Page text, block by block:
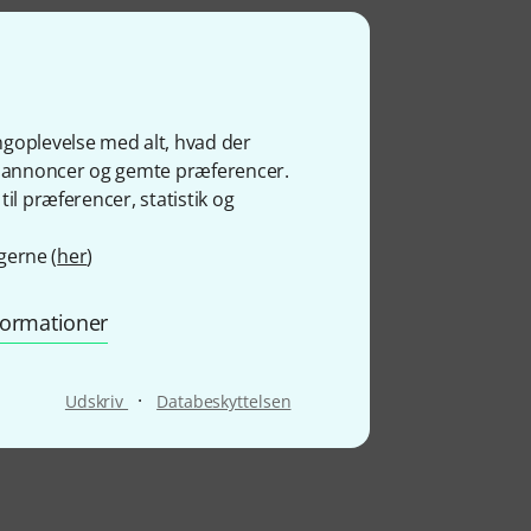
med alt, hvad der
og gemte præferencer.
til præferencer, statistik og
(her)
Udskriv · Databeskyttelsen